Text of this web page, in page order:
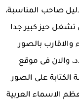
صاحب المناسبة،
تشغل حيز كبير جدا
والاقارب بالصور
والان فى موقع
على الصور
الاسماء العربية